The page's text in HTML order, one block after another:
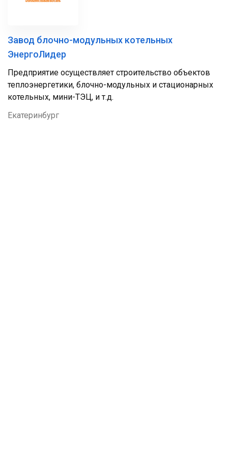
Завод блочно-модульных котельных
ЭнергоЛидер
Предприятие осуществляет строительство объектов
теплоэнергетики, блочно-модульных и стационарных
котельных, мини-ТЭЦ, и т.д.
Екатеринбург